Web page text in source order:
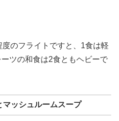
のフライトですと、1食は軽
ツの和食は2食ともヘビーで
ッシュルームスープ